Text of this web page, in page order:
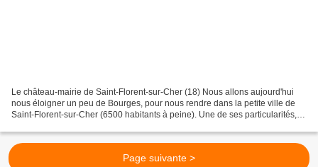
Le château-mairie de Saint-Florent-sur-Cher (18) Nous allons aujourd'hui
nous éloigner un peu de Bourges, pour nous rendre dans la petite ville de
Saint-Florent-sur-Cher (6500 habitants à peine). Une de ses particularités,
Page suivante >